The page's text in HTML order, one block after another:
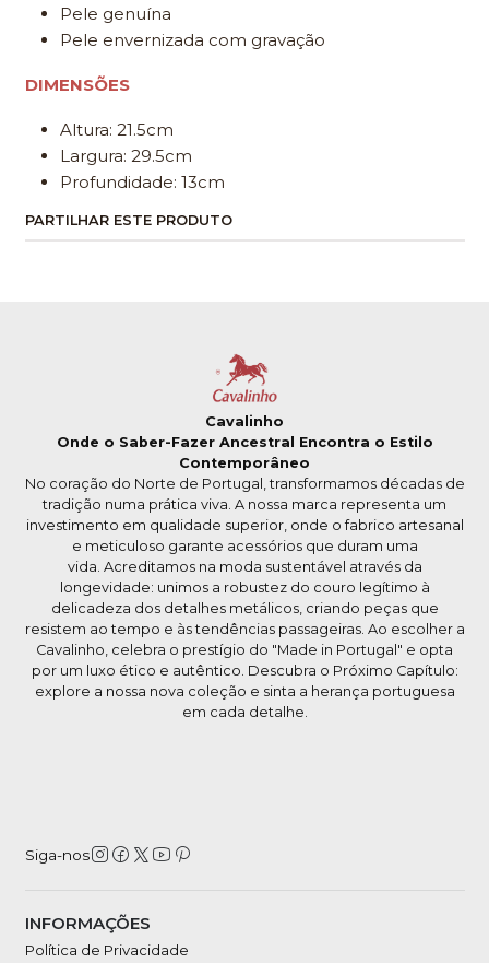
Pele genuína
Pele envernizada com gravação
DIMENSÕES
Altura: 21.5cm
Largura: 29.5cm
Profundidade: 13cm
PARTILHAR ESTE PRODUTO
Cavalinho
Onde o Saber-Fazer Ancestral Encontra o Estilo
Contemporâneo
No coração do Norte de Portugal, transformamos décadas de
tradição numa prática viva. A nossa marca representa um
investimento em qualidade superior, onde o fabrico artesanal
e meticuloso garante acessórios que duram uma
vida. Acreditamos na moda sustentável através da
longevidade: unimos a robustez do couro legítimo à
delicadeza dos detalhes metálicos, criando peças que
resistem ao tempo e às tendências passageiras. Ao escolher a
Cavalinho, celebra o prestígio do "Made in Portugal" e opta
por um luxo ético e autêntico. Descubra o Próximo Capítulo:
explore a nossa nova coleção e sinta a herança portuguesa
em cada detalhe.
Siga-nos
INFORMAÇÕES
Política de Privacidade